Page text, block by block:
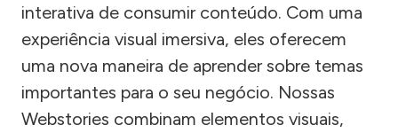
interativa de consumir conteúdo. Com uma
experiência visual imersiva, eles oferecem
uma nova maneira de aprender sobre temas
importantes para o seu negócio. Nossas
Webstories combinam elementos visuais,